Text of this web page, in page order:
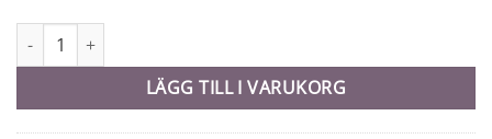
Tunika # 42/44 - 9796 mängd
LÄGG TILL I VARUKORG